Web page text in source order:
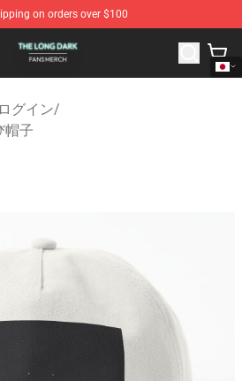
on orders over $100
- Official The Long Dark
グイン/
帽子